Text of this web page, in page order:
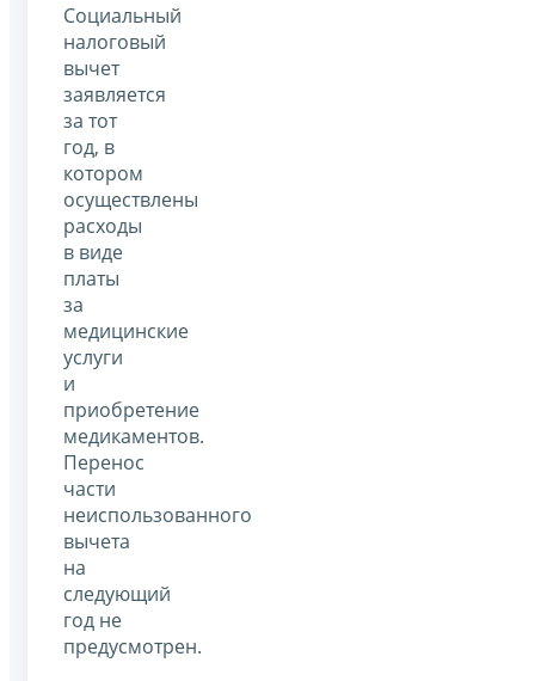
Социальный
налоговый
вычет
заявляется
за тот
год, в
котором
осуществлены
расходы
в виде
платы
за
медицинские
услуги
и
приобретение
медикаментов.
Перенос
части
неиспользованного
вычета
на
следующий
год не
предусмотрен.